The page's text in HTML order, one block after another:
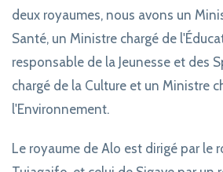
deux royaumes, nous avons un
Santé, un Ministre chargé de
responsable de la Jeunesse et des
chargé de la Culture et un Ministre
l'Environnement.
Le royaume de Alo est dirigé par le